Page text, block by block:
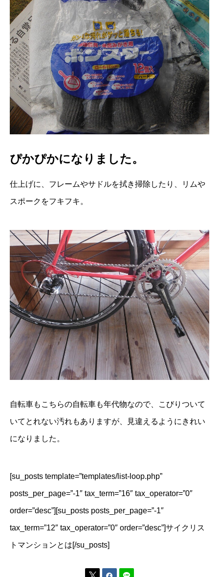
ぴかぴかになりました。
仕上げに、フレームやサドルを拭き掃除したり、リムや
スポークをフキフキ。
自転車もこちらの自転車も年代物なので、こびりついて
いてとれない汚れもありますが、見違えるようにきれい
になりました。
[su_posts template=”templates/list-loop.php”
posts_per_page=”-1″ tax_term=”16″ tax_operator=”0″
order=”desc”][su_posts posts_per_page=”-1″
tax_term=”12″ tax_operator=”0″ order=”desc”]サイクリス
トマンションとは[/su_posts]